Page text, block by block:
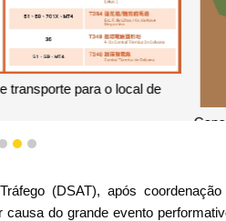
em 15 de Junho - Meios de
1
2 3
(DSAT), após
do grande evento